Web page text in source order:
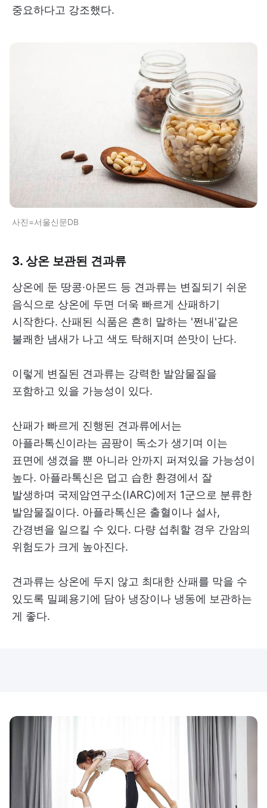
중요하다고 강조했다.
사진=서울신문DB
3. 상온 보관된 견과류
상온에 둔 땅콩·아몬드 등 견과류는 변질되기 쉬운
음식으로 상온에 두면 더욱 빠르게 산패하기
시작한다. 산패된 식품은 흔히 말하는 '쩐내'같은
불쾌한 냄새가 나고 색도 탁해지며 쓴맛이 난다.
이렇게 변질된 견과류는 강력한 발암물질을
포함하고 있을 가능성이 있다.
산패가 빠르게 진행된 견과류에서는
아플라톡신이라는 곰팡이 독소가 생기며 이는
표면에 생겼을 뿐 아니라 안까지 퍼져있을 가능성이
높다. 아플라톡신은 덥고 습한 환경에서 잘
발생하며 국제암연구소(IARC)에저 1군으로 분류한
발암물질이다. 아플라톡신은 출혈이나 설사,
간경변을 일으킬 수 있다. 다량 섭취할 경우 간암의
위험도가 크게 높아진다.
견과류는 상온에 두지 않고 최대한 산패를 막을 수
있도록 밀폐용기에 담아 냉장이나 냉동에 보관하는
게 좋다.